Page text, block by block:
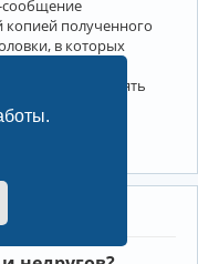
сообщение
полученного
в которых
случае принять